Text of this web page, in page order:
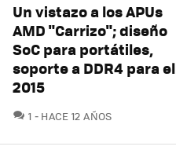
Un vistazo a los APUs
AMD "Carrizo"; diseño
SoC para portátiles,
soporte a DDR4 para el
2015
1 COMENTARIOS
HACE 12 AÑOS